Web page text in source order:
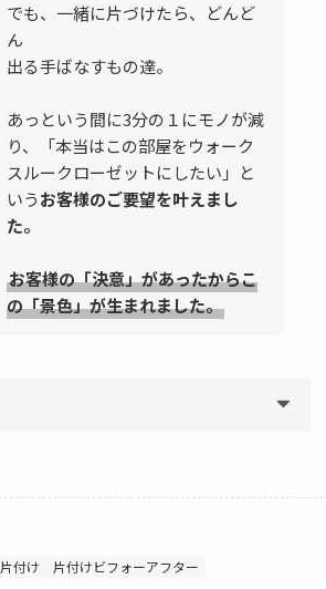
でも、一緒に片づけたら、どんど
ん
出る手ばなすもの達。
あっという間に3分の１にモノが減
り、「本当はこの部屋をウォーク
スルークローゼットにしたい」と
いうお客様のご要望を叶えまし
た。
お客様の「決意」があったからこ
の「景色」が生まれました。
片付け 片付けビフォーアフター